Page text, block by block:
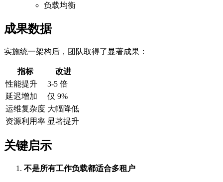
负载均衡
成果数据
实施统一架构后，团队取得了显著成果：
指标
改进
性能提升
3-5 倍
延迟增加
仅 9%
运维复杂度 大幅降低
资源利用率 显著提升
关键启示
不是所有工作负载都适合多租户